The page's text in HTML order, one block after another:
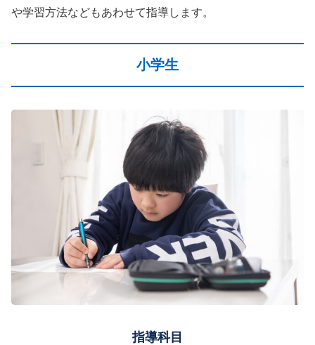
や学習方法などもあわせて指導します。
小学生
指導科目